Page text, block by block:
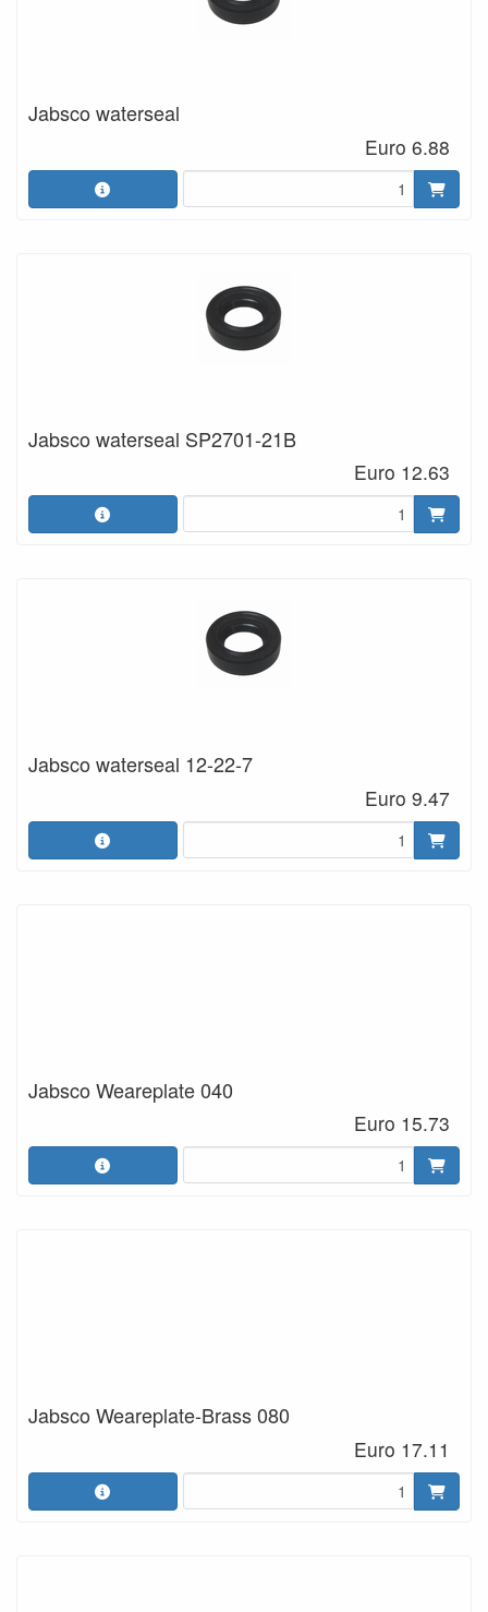
Jabsco waterseal
Euro 6.88
Jabsco waterseal SP2701-21B
Euro 12.63
Jabsco waterseal 12-22-7
Euro 9.47
Jabsco Weareplate 040
Euro 15.73
Jabsco Weareplate-Brass 080
Euro 17.11